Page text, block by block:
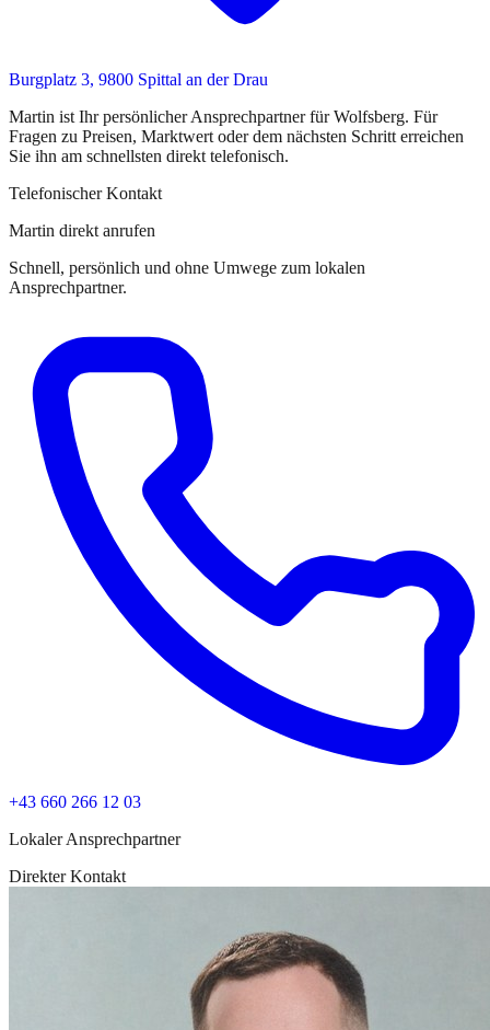
Burgplatz 3, 9800 Spittal an der Drau
Martin ist Ihr persönlicher Ansprechpartnerfür Wolfsberg. Für
Fragen zu Preisen, Marktwert oder dem nächsten Schritt erreichen
Sie ihn am schnellsten direkt telefonisch.
Telefonischer Kontakt
Martin direkt anrufen
Schnell, persönlich und ohne Umwege zum lokalen
Ansprechpartner.
+43 660 266 12 03
Lokaler Ansprechpartner
Direkter Kontakt